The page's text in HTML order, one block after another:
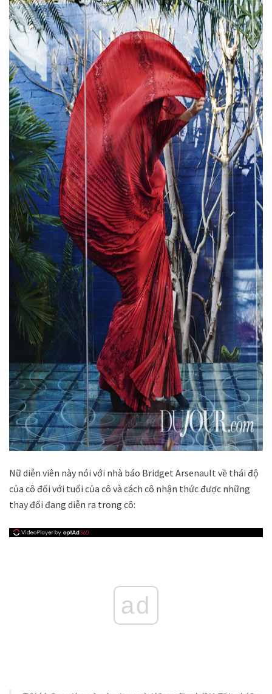
ad
Nữ diễn viên này nói với nhà báo Bridget Arsenault về thái độ
của cô đối với tuổi của cô và cách cô nhận thức được những
thay đổi đang diễn ra trong cô:
ad